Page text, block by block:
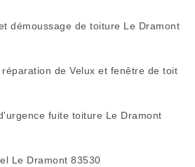
démoussage de toiture Le Dramont
de Velux et fenêtre de toit
fuite toiture Le Dramont
Le Dramont 83530